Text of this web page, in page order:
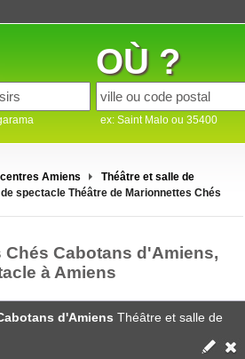
OÙ ?
ex: Saint Malo ou 35400
Amiens
Théâtre et salle de
spectacle Théâtre de Marionnettes Chés
Cabotans d'Amiens,
à Amiens
d'Amiens Théâtre et salle de